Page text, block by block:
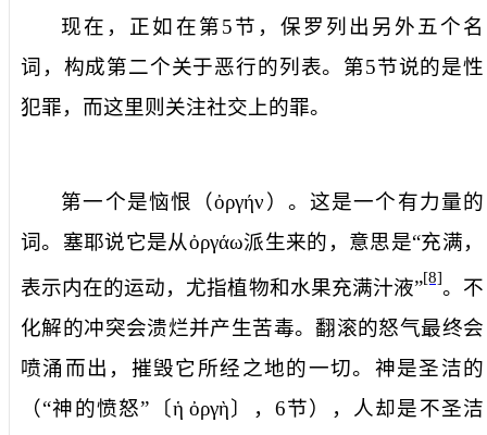
现在，正如在第5节，保罗列出另外五个名
词，构成第二个关于恶行的列表。第5节说的是性
犯罪，而这里则关注社交上的罪。
第一个是恼恨 （ὀργήν）。这是一个有力量的
词。塞耶说它是从ὀργάω派生来的，意思是“充满，
表示内在的运动，尤指植物和水果充满汁液”[8]。不
化解的冲突会溃烂并产生苦毒。翻滚的怒气最终会
喷涌而出，摧毁它所经之地的一切。神是圣洁的
（“神的愤怒”〔ἡ ὀργὴ〕， 6节），人却是不圣洁